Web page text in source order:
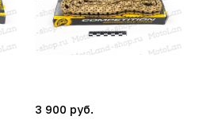
3 900 руб.